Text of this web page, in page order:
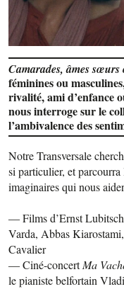
Camarades, âmes
féminines ou
rivalité, ami d’enfance
nous interroge sur le
l’ambivalence des
Notre Transversale
si particulier, et
imaginaires qui nous
― Films d’Ernst
Varda, Abbas
Cavalier
― Ciné-concertMa
le pianiste belfortain